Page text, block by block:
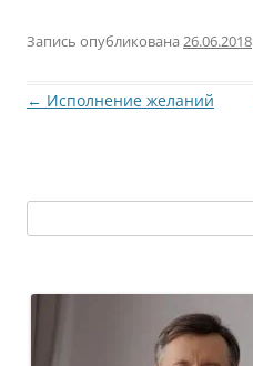
Запись опубликована 26.06.2018
Навигация
← Исполнение желаний